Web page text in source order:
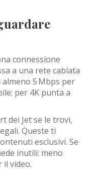
connessione
a una rete cablata
5 Mbps per
per 4K punta a
dei Jet se le trovi,
Queste ti
esclusivi. Se
inutili: meno
il video.